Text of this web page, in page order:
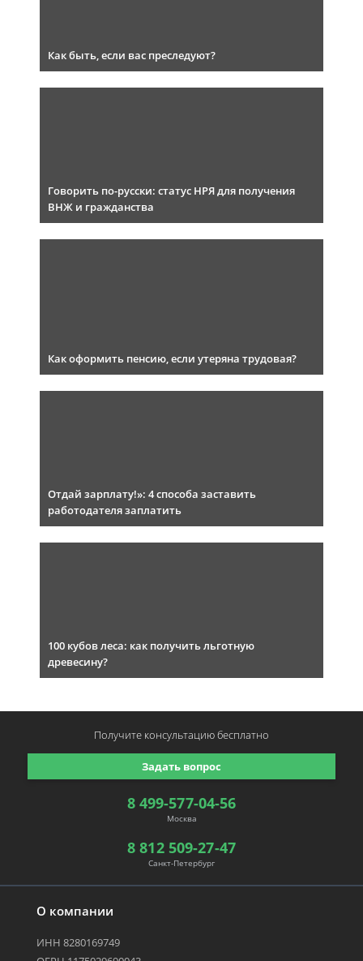
Как быть, если вас преследуют?
Говорить по-русски: статус НРЯ для получения
ВНЖ и гражданства
Как оформить пенсию, если утеряна трудовая?
Отдай зарплату!»: 4 способа заставить
работодателя заплатить
100 кубов леса: как получить льготную
древесину?
О компании
ИНН 8280169749
8 499-577-04-56
Москва
8 812 509-27-47
Санкт-Петербург
Задать вопрос
Получите консультациюбесплатно